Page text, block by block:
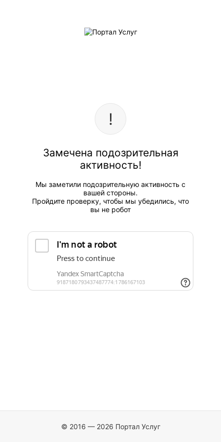
Замечена подозрительная
активность!
Мы заметили подозрительную активность с
вашей стороны.
Пройдите проверку, чтобы мы убедились, что
вы не робот
© 2016 — 2026 Портал Услуг